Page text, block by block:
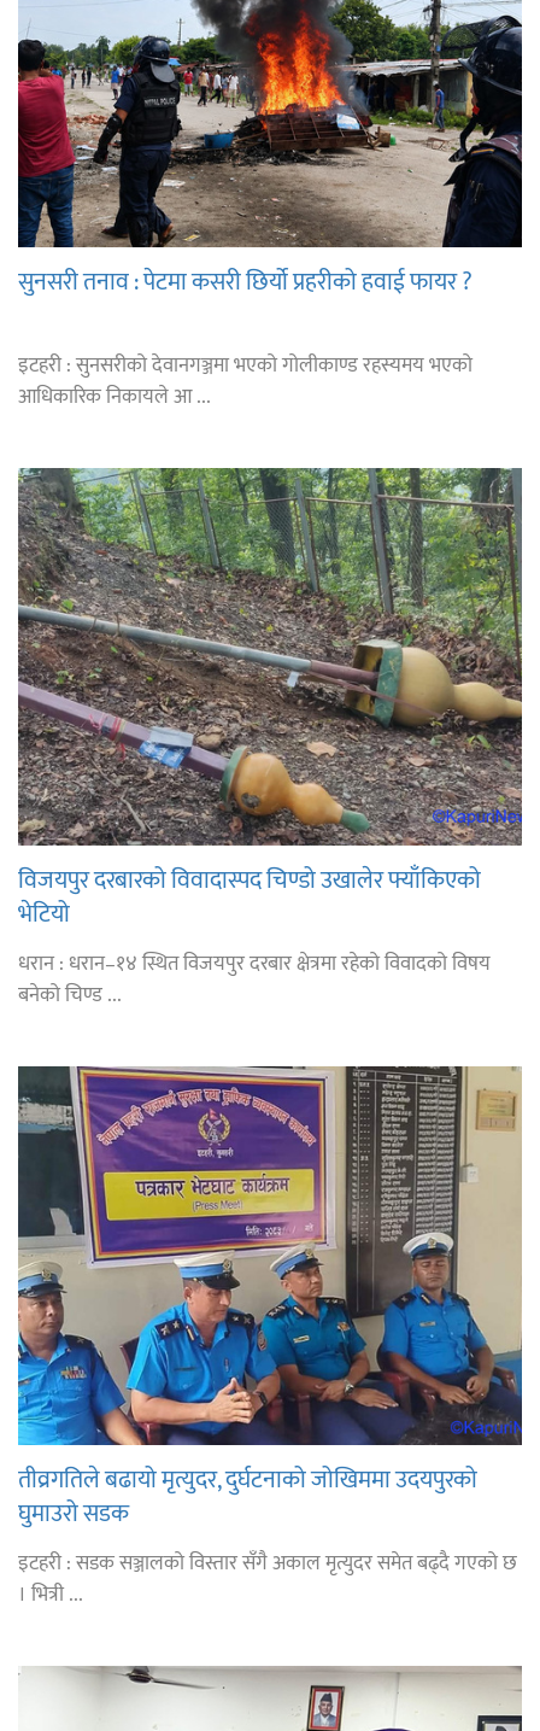
सुनसरी तनाव : पेटमा कसरी छिर्यो प्रहरीको हवाई फायर ?
इटहरी : सुनसरीको देवानगञ्जमा भएको गोलीकाण्ड रहस्यमय भएको
आधिकारिक निकायले आ ...
विजयपुर दरबारको विवादास्पद चिण्डो उखालेर फ्याँकिएको
भेटियो
धरान : धरान–१४ स्थित विजयपुर दरबार क्षेत्रमा रहेको विवादको विषय
बनेको चिण्ड ...
तीव्रगतिले बढायो मृत्युदर, दुर्घटनाको जोखिममा उदयपुरको
घुमाउरो सडक
इटहरी : सडक सञ्जालको विस्तार सँगै अकाल मृत्युदर समेत बढ्दै गएको छ
। भित्री ...